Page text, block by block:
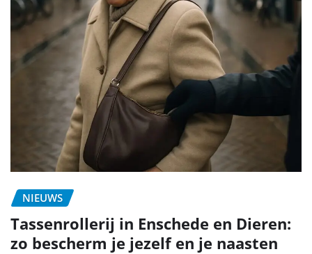
NIEUWS
Tassenrollerij in Enschede en Dieren:
zo bescherm je jezelf en je naasten